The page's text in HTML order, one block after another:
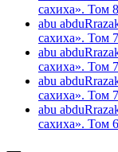
сахиха». Том
abu
сахиха». Том
abu
сахиха». Том
abu
сахиха».
abu
сахиха». Том